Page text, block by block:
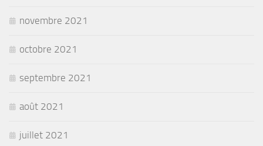
novembre 2021
octobre 2021
septembre 2021
août 2021
juillet 2021